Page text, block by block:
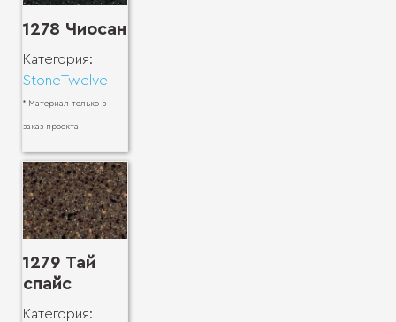
1278 Чиосан
Категория:
StoneTwelve
* Материал только в
заказ проекта
1279 Тай
спайс
Категория: